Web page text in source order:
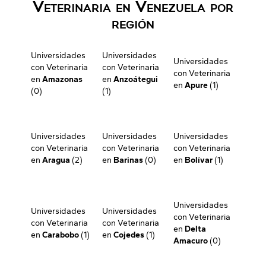
Veterinaria en Venezuela por
región
Universidades
con Veterinaria
en Amazonas
(0)
Universidades
con Veterinaria
en Anzoátegui
(1)
Universidades
con Veterinaria
en Apure(1)
Universidades
con Veterinaria
en Aragua (2)
Universidades
con Veterinaria
en Barinas(0)
Universidades
con Veterinaria
en Bolívar(1)
Universidades
con Veterinaria
en Carabobo(1)
Universidades
con Veterinaria
en Cojedes(1)
Universidades
con Veterinaria
en Delta
Amacuro(0)